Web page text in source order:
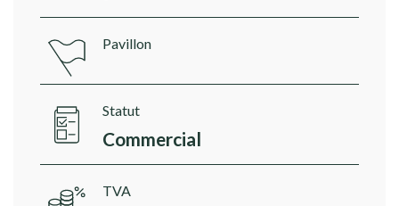
Pavillon
Statut
Commercial
TVA